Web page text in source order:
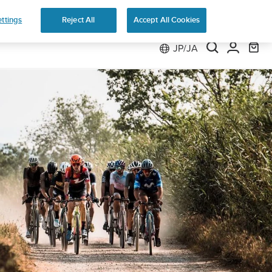
無料
JP/JA
Reject All Accept All Cookies